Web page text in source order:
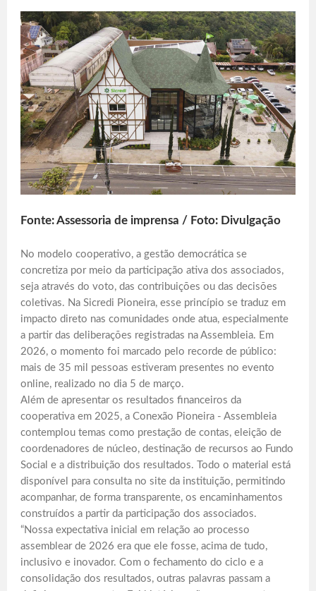
Fonte: Assessoria de imprensa / Foto: Divulgação
No modelo cooperativo, a gestão democrática se
concretiza por meio da participação ativa dos associados,
seja através do voto, das contribuições ou das decisões
coletivas. Na Sicredi Pioneira, esse princípio se traduz em
impacto direto nas comunidades onde atua, especialmente
a partir das deliberações registradas na Assembleia. Em
2026, o momento foi marcado pelo recorde de público:
mais de 35 mil pessoas estiveram presentes no evento
online, realizado no dia 5 de março.
Além de apresentar os resultados financeiros da
cooperativa em 2025, a Conexão Pioneira - Assembleia
contemplou temas como prestação de contas, eleição de
coordenadores de núcleo, destinação de recursos ao Fundo
Social e a distribuição dos resultados. Todo o material está
disponível para consulta no site da instituição, permitindo
acompanhar, de forma transparente, os encaminhamentos
construídos a partir da participação dos associados.
“Nossa expectativa inicial em relação ao processo
assemblear de 2026 era que ele fosse, acima de tudo,
inclusivo e inovador. Com o fechamento do ciclo e a
consolidação dos resultados, outras palavras passam a